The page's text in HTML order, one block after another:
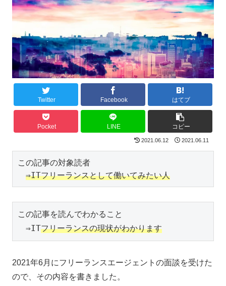
Twitter Facebook はてブ
Pocket LINE コピー
2021.06.12 2021.06.11
この記事の対象読者
⇒ITフリーランスとして働いてみたい人
この記事を読んでわかること
⇒ITフリーランスの現状がわかります
2021年6月にフリーランスエージェントの面談を受けた
ので、その内容を書きました。